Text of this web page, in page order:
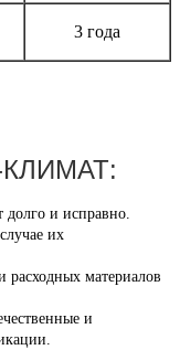
3 года
КЛИМАТ:
долго и исправно.
их
материалов
и